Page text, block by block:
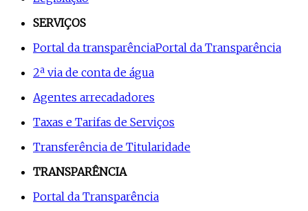
SERVIÇOS
Portal da transparênciaPortal da Transparência
2ª via de conta de água
Agentes arrecadadores
Taxas e Tarifas de Serviços
Transferência de Titularidade
TRANSPARÊNCIA
Portal da Transparência